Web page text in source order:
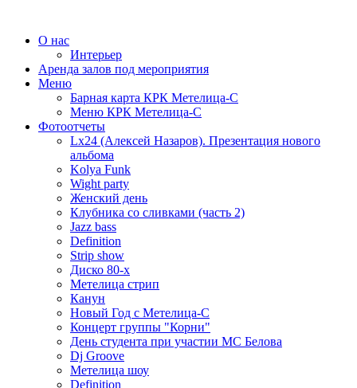
О нас
Интерьер
Аренда залов под мероприятия
Меню
Барная карта КРК Метелица-С
Меню КРК Метелица-С
Фотоотчеты
Lx24 (Алексей Назаров). Презентация нового
альбома
Kolya Funk
Wight party
Женский день
Клубника со сливками (часть 2)
Jazz bass
Definition
Strip show
Диско 80-х
Метелица стрип
Канун
Новый Год с Метелица-С
Концерт группы "Корни"
День студента при участии МС Белова
Dj Groove
Метелица шоу
Definition